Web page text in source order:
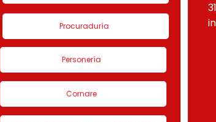
Procuraduría
Personería
Cornare